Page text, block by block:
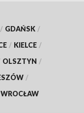
/ GDAŃSK /
/ KIELCE /
OLSZTYN /
/
WROCŁAW